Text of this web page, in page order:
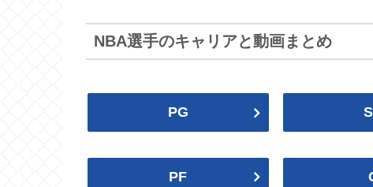
ウィザーズ
Wizards
セルティックス
マブス
Mavericks
ロケッツ
Rockets
スパーズ ナゲッツ
NBA2024-25 2024プレイオフ
NBA選手のキャリアと動画まとめ
PG
PF